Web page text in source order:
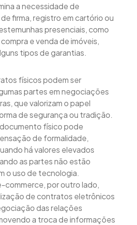
a necessidade de
firma, registro em cartório ou
presenciais, como
e venda de imóveis,
tipos de garantias.
físicos podem ser
partes em negociações
que valorizam o papel
de segurança ou tradição.
físico pode
de formalidade,
há valores elevados
as partes não estão
o uso de tecnologia.
commerce, por outro lado,
de contratos eletrônicos
das relações
a troca de informações